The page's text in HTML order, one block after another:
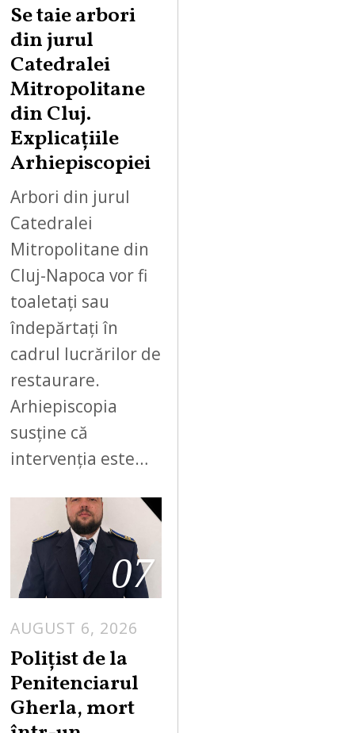
Se taie arbori
din jurul
Catedralei
Mitropolitane
din Cluj.
Explicațiile
Arhiepiscopiei
Arbori din jurul
Catedralei
Mitropolitane din
Cluj-Napoca vor fi
toaletați sau
îndepărtați în
cadrul lucrărilor de
restaurare.
Arhiepiscopia
susține că
intervenția este…
07
AUGUST 6, 2026
Polițist de la
Penitenciarul
Gherla, mort